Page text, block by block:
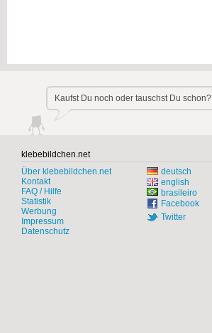
Kaufst Du noch oder tauschst Du schon?
klebebildchen.net
Über klebebildchen.net
Kontakt
FAQ / Hilfe
Statistik
Werbung
Impressum
Datenschutz
deutsch
english
brasileiro
Facebook
Twitter